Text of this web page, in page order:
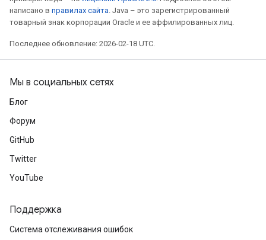
написано в правилах сайта. Java – это зарегистрированный
товарный знак корпорации Oracle и ее аффилированных лиц.
Последнее обновление: 2026-02-18 UTC.
Мы в социальных сетях
Блог
Форум
GitHub
Twitter
YouTube
Поддержка
Система отслеживания ошибок